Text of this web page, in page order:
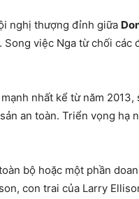
nghị thượng đỉnh giữa
việc Nga từ chối
nhất kể từ năm
an toàn. Triển vọng
bộ hoặc một phần
con trai của Larry